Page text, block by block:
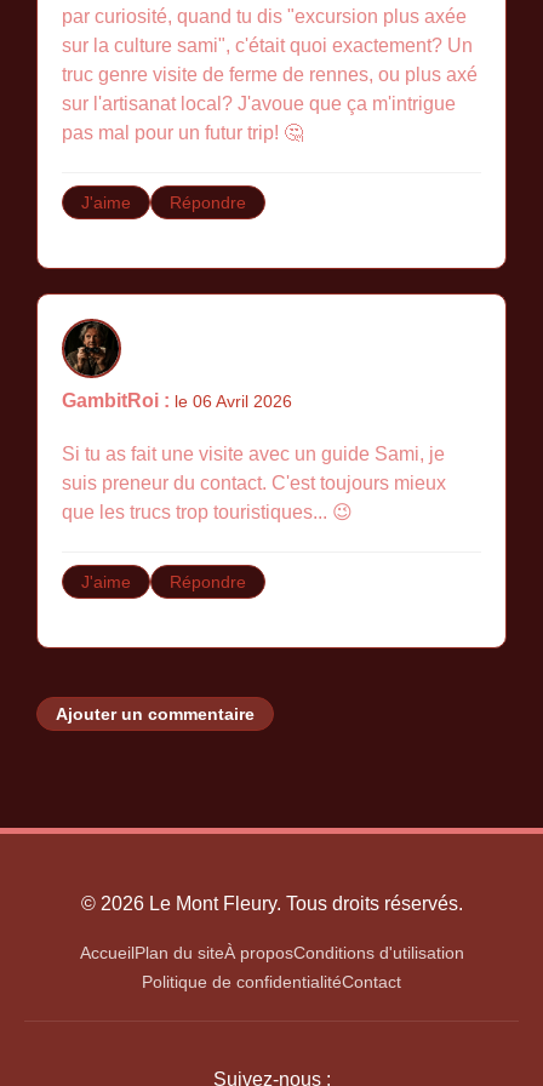
par curiosité, quand tu dis "excursion plus axée
sur la culture sami", c'était quoi exactement? Un
truc genre visite de ferme de rennes, ou plus axé
sur l'artisanat local? J'avoue que ça m'intrigue
pas mal pour un futur trip! 🤔
J'aime Répondre
GambitRoi : le 06 Avril 2026
Si tu as fait une visite avec un guide Sami, je
suis preneur du contact. C'est toujours mieux
que les trucs trop touristiques... 😉
J'aime Répondre
Ajouter un commentaire
© 2026 Le Mont Fleury. Tous droits réservés.
AccueilPlan du siteÀ proposConditions d'utilisation
Politique de confidentialitéContact
Suivez-nous :